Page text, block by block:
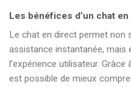
Les bénéfices d’un chat
Le chat en direct permet non
assistance instantanée, mais
l’expérience utilisateur.
est possible de mieux